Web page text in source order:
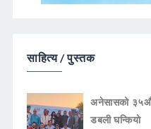
साहित्य / पुस्तक
अनेसासको ३५औँ
डबली घन्कियाे